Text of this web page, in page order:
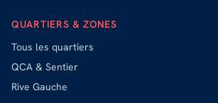
QUARTIERS & ZONES
Tous les quartiers
QCA & Sentier
Rive Gauche